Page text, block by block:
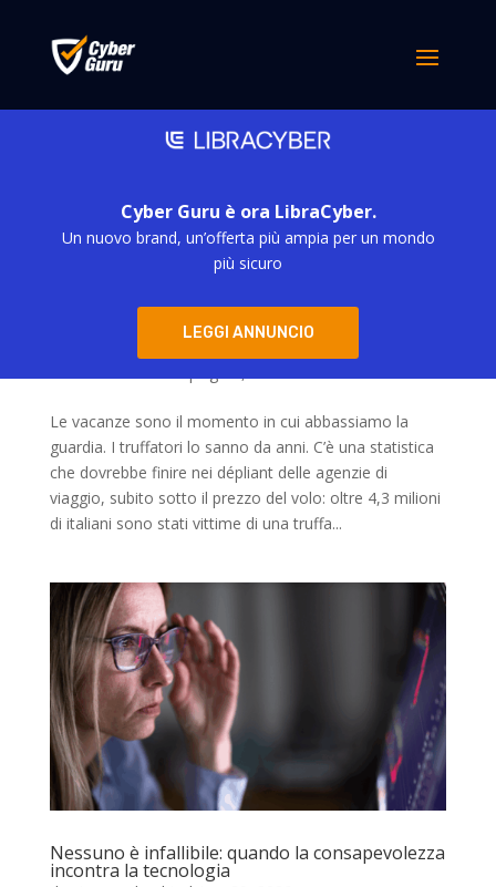
Cyber Guru è ora LibraCyber.
Un nuovo brand, un’offerta più ampia per un mondo
più sicuro
LEGGI ANNUNCIO
Truffe in vacanza: come riconoscerle e
proteggersi (guida 2026)
Le vacanze sono il momento in cui abbassiamo la
guardia. I truffatori lo sanno da anni. C’è una statistica
che dovrebbe finire nei dépliant delle agenzie di
viaggio, subito sotto il prezzo del volo: oltre 4,3 milioni
di italiani sono stati vittime di una truffa...
Nessuno è infallibile: quando la consapevolezza
incontra la tecnologia